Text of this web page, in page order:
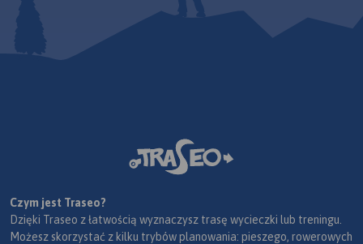
Czym jest Traseo?
Dzięki Traseo z łatwością wyznaczysz trasę wycieczki lub treningu.
Możesz skorzystać z kilku trybów planowania: pieszego, rowerowych